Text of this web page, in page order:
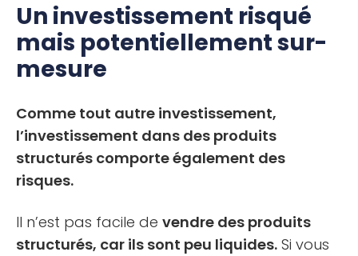
Un investissement risqué
mais potentiellement sur-
mesure
Comme tout autre investissement,
l’investissement dans des produits
structurés comporte également des
risques.
Il n’est pas facile de vendre des produits
structurés, car ils sont peu liquides. Si vous